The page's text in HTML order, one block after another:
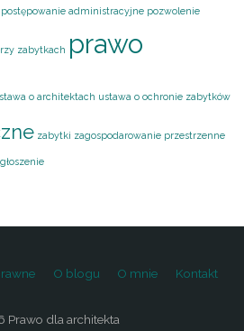
postępowanie administracyjne pozwolenie
zabytkach prawo
o architektach ustawa o ochronie zabytków
zabytki zagospodarowanie przestrzenne
O blogu O mnie Kontakt
Prawo dla architekta